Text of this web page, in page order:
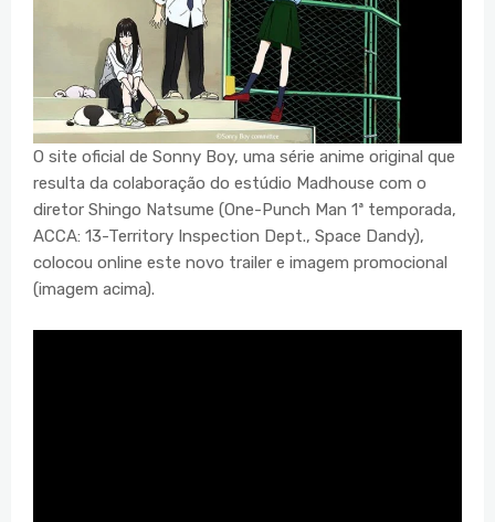
O site oficial de Sonny Boy, uma série anime original que
resulta da colaboração do estúdio Madhouse com o
diretor Shingo Natsume (One-Punch Man 1ª temporada,
ACCA: 13-Territory Inspection Dept., Space Dandy),
colocou online este novo trailer e imagem promocional
(imagem acima).